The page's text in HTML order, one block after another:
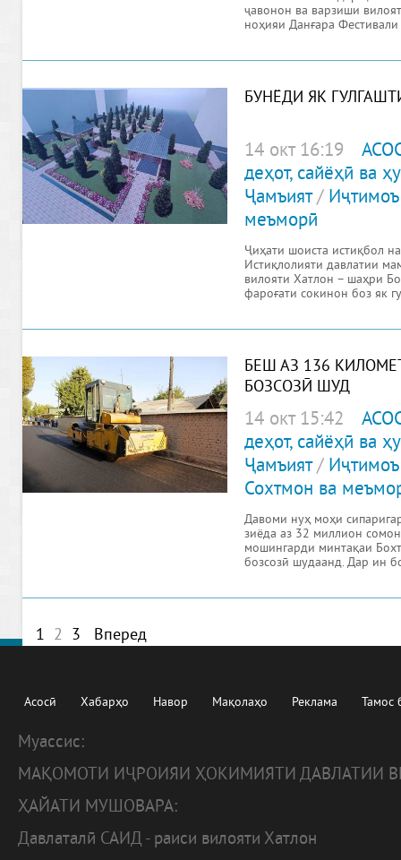
ҷавонон ва варзиши
ноҳияи Данғара
БУНЁДИ ЯК
14 окт 16:19
деҳот, сайёҳӣ ва
Ҷамъият/ Иҷтимоъ
меъморӣ
Ҷиҳати шоиста истиқбол
Истиқлолияти давлатии
вилояти Хатлон – шаҳри
фароғати сокинон боз як
БЕШ АЗ 136
БОЗСОЗӢ ШУД
14 окт 15:42
деҳот, сайёҳӣ ва
Ҷамъият/ Иҷтимоъ
Сохтмон ва
Давоми нуҳ моҳи
зиёда аз 32 миллион
мошингарди минтақаи
бозсозӣ шудаанд. Дар ин
1 2 3 Вперед
Асосӣ Хабарҳо Навор Мақолаҳо Реклама Тамос
Муассис:
МАҚОМОТИ ИҶРОИЯИ ҲОКИМИЯТИ ДАВЛАТИИ
ҲАЙАТИ МУШОВАРА:
Давлаталӣ САИД - раиси вилояти Хатлон